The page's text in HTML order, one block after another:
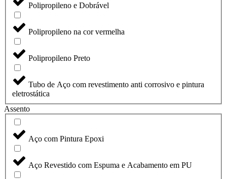
Polipropileno e Dobrável
Polipropileno na cor vermelha
Polipropileno Preto
Tubo de Aço com revestimento anti corrosivo e pintura
eletrostática
Assento
Aço com Pintura Epoxi
Aço Revestido com Espuma e Acabamento em PU